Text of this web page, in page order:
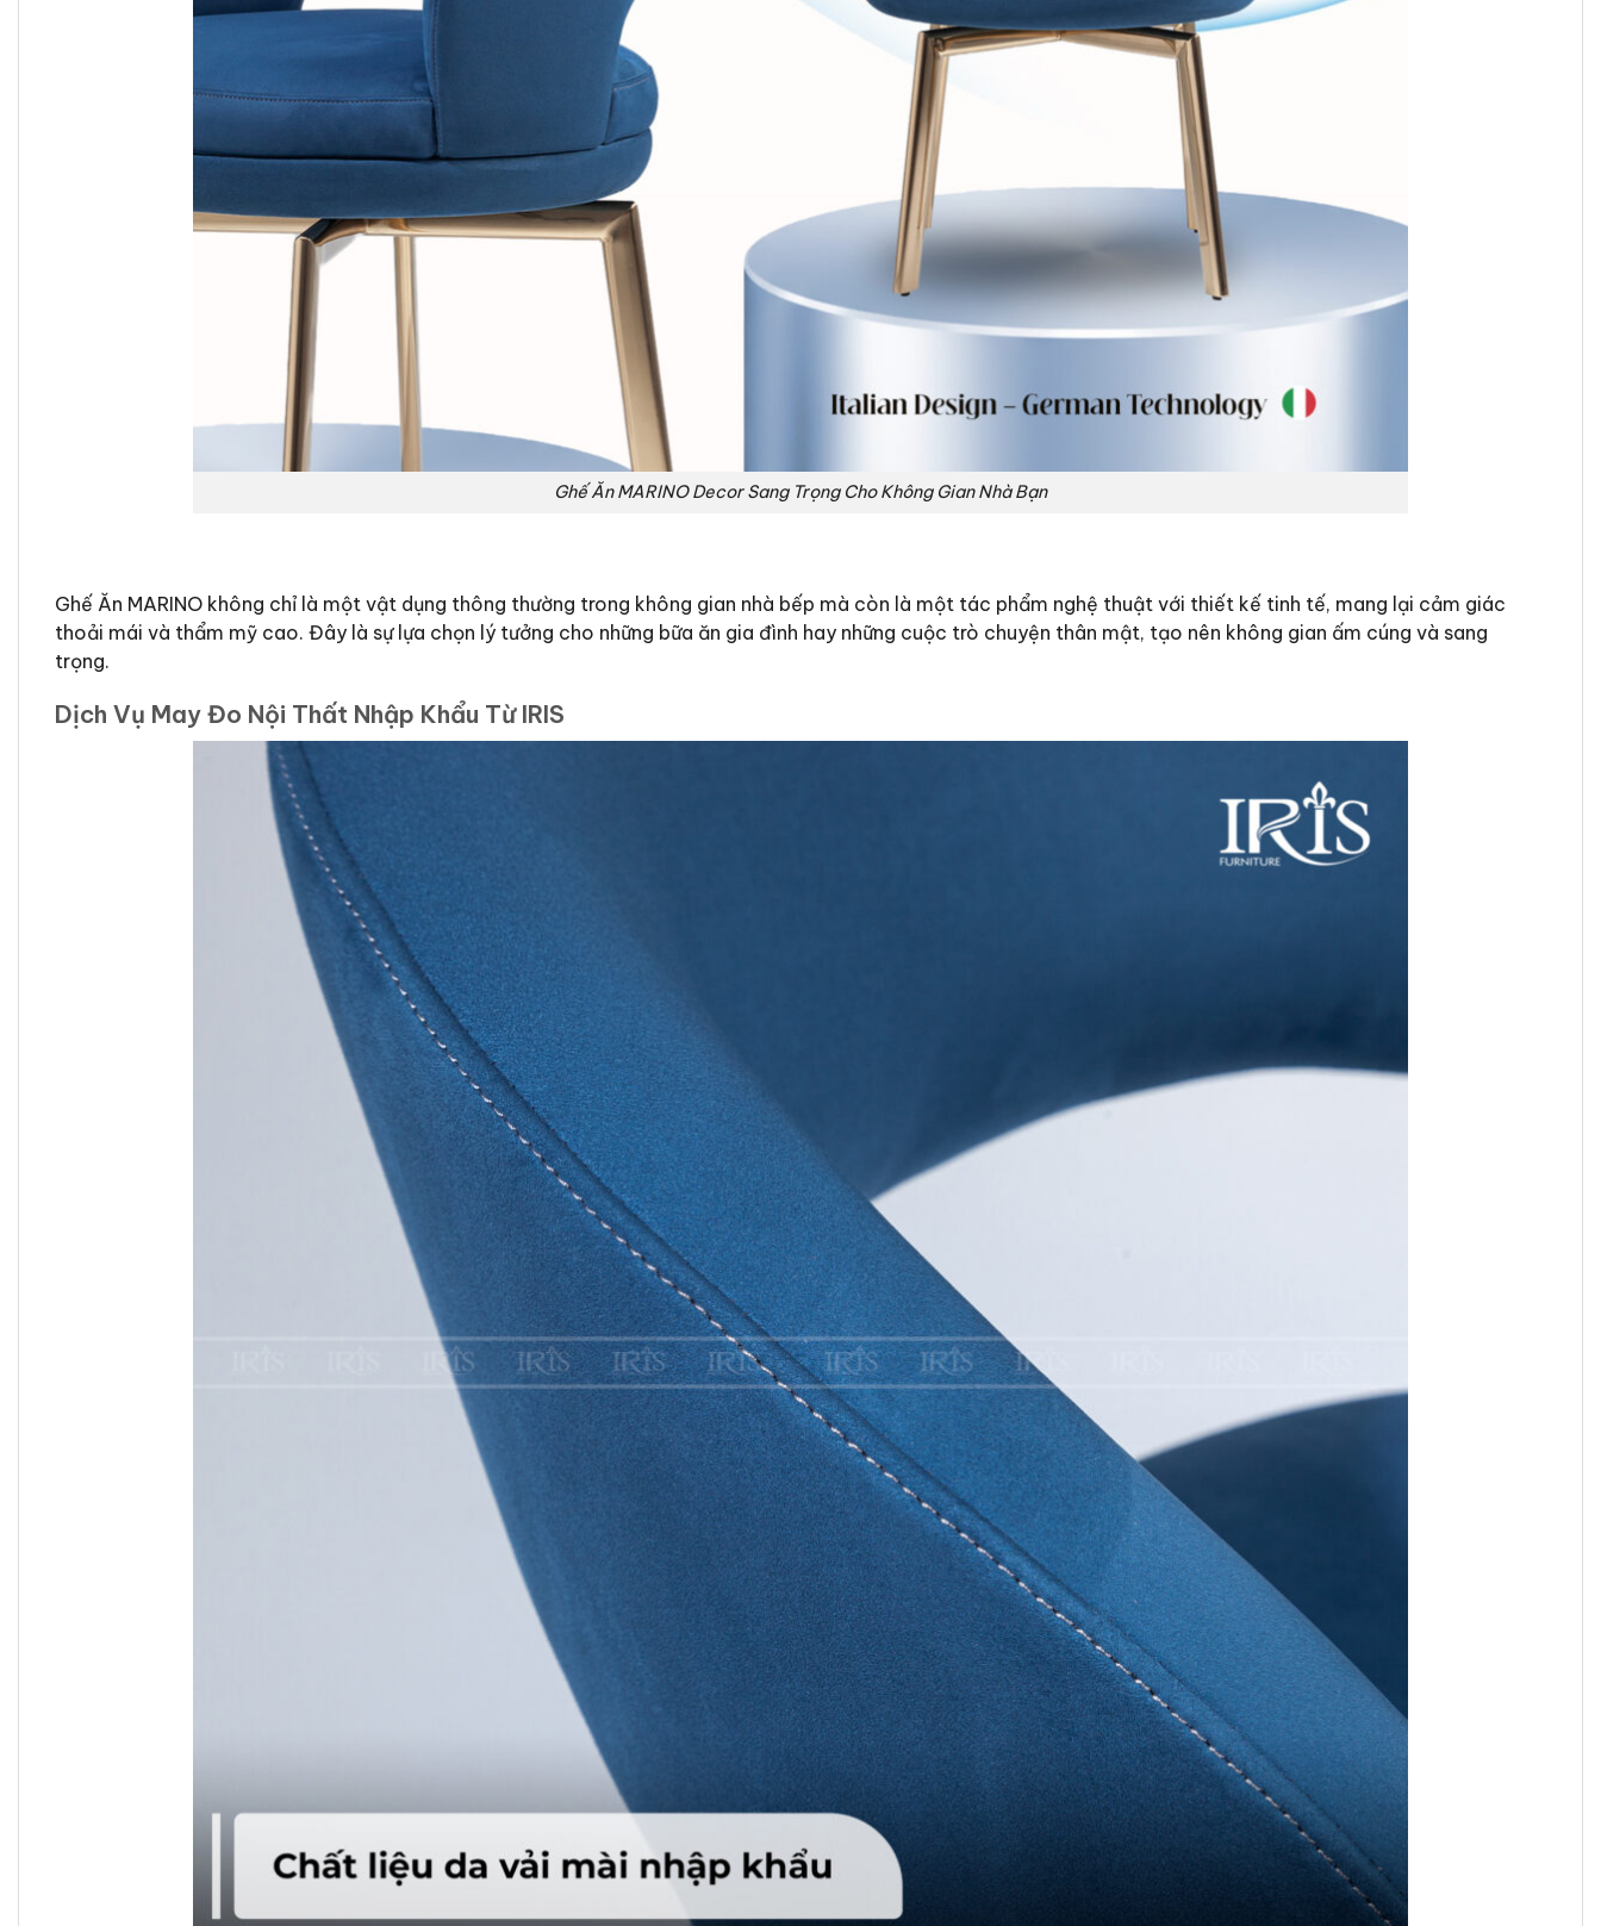
Ghế Ăn MARINO Decor Sang Trọng Cho Không Gian Nhà Bạn
Ghế Ăn MARINO không chỉ là một vật dụng thông thường trong không gian nhà bếp mà còn là một tác phẩm nghệ thuật với thiết kế tinh tế, mang lại cảm giác
thoải mái và thẩm mỹ cao. Đây là sự lựa chọn lý tưởng cho những bữa ăn gia đình hay những cuộc trò chuyện thân mật, tạo nên không gian ấm cúng và sang
trọng.
Dịch Vụ May Đo Nội Thất Nhập Khẩu Từ IRIS